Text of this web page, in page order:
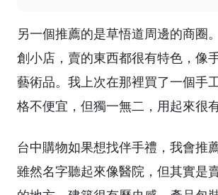
另一個推薦的是草悟道周邊的商圈
創小店，賣的東西都很有特色，像
藝術品。我上次在那裡買了一個手
格不便宜，但獨一無二，用起來很
台中購物如果想找伴手禮，我會推
雖然名字聽起來像醫院，但其實是